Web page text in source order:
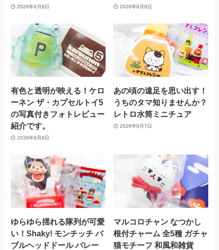
2026年8月8日 2026年8月8日
有色と透明が映える！ケロ
ーネン ザ・カプセルトイ5
の写真付きフォトレビュー
紹介です。
2026年8月8日
あの頃の遠足を思い出す！
うちのタマ知りませんか？
レトロ水筒ミニチュア
2026年8月7日
ゆらゆら揺れる隊列が可愛
い！Shaky! モンチッチ バ
ブルヘッドドール パレー
マルコロチャン なつかし
根付チャーム 全5種 ガチャ
猫モチーフ 和風和雑貨